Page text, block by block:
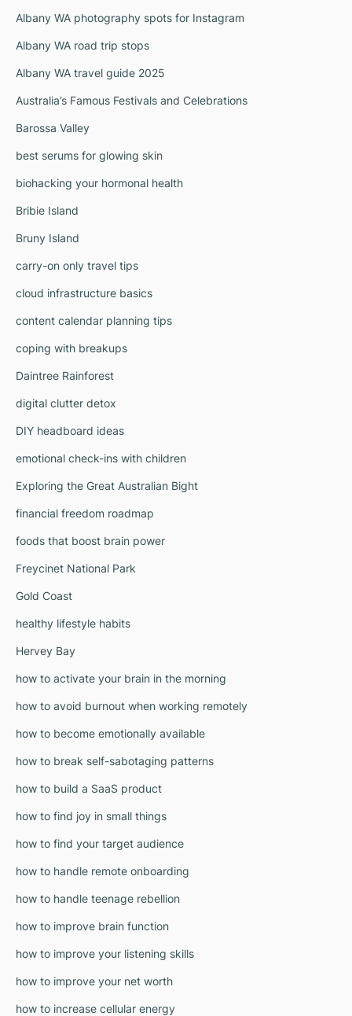
Albany WA photography spots for Instagram
Albany WA road trip stops
Albany WA travel guide 2025
Australia’s Famous Festivals and Celebrations
Barossa Valley
best serums for glowing skin
biohacking your hormonal health
Bribie Island
Bruny Island
carry-on only travel tips
cloud infrastructure basics
content calendar planning tips
coping with breakups
Daintree Rainforest
digital clutter detox
DIY headboard ideas
emotional check-ins with children
Exploring the Great Australian Bight
financial freedom roadmap
foods that boost brain power
Freycinet National Park
Gold Coast
healthy lifestyle habits
Hervey Bay
how to activate your brain in the morning
how to avoid burnout when working remotely
how to become emotionally available
how to break self-sabotaging patterns
how to build a SaaS product
how to find joy in small things
how to find your target audience
how to handle remote onboarding
how to handle teenage rebellion
how to improve brain function
how to improve your listening skills
how to improve your net worth
how to increase cellular energy